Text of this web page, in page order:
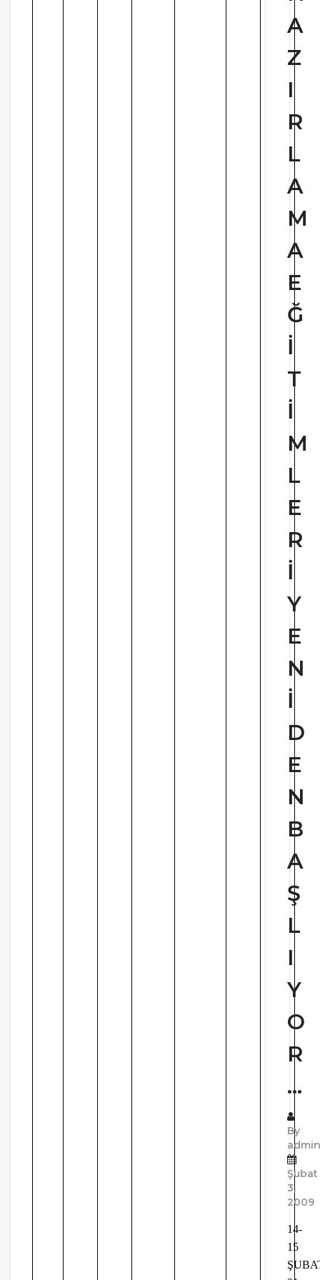
A
Z
I
R
L
A
M
A
E
Ğ
İ
T
İ
M
L
E
R
İ
Y
E
N
İ
D
E
N
B
A
Ş
L
I
Y
O
R
…
By
admin
Şubat
3,
2009
14-
15